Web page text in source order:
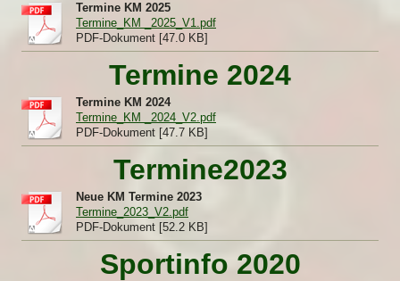
Termine KM 2025
Termine_KM _2025_V1.pdf
PDF-Dokument [47.0 KB]
Termine 2024
Termine KM 2024
Termine_KM _2024_V2.pdf
PDF-Dokument [47.7 KB]
Termine2023
Neue KM Termine 2023
Termine_2023_V2.pdf
PDF-Dokument [52.2 KB]
Sportinfo 2020